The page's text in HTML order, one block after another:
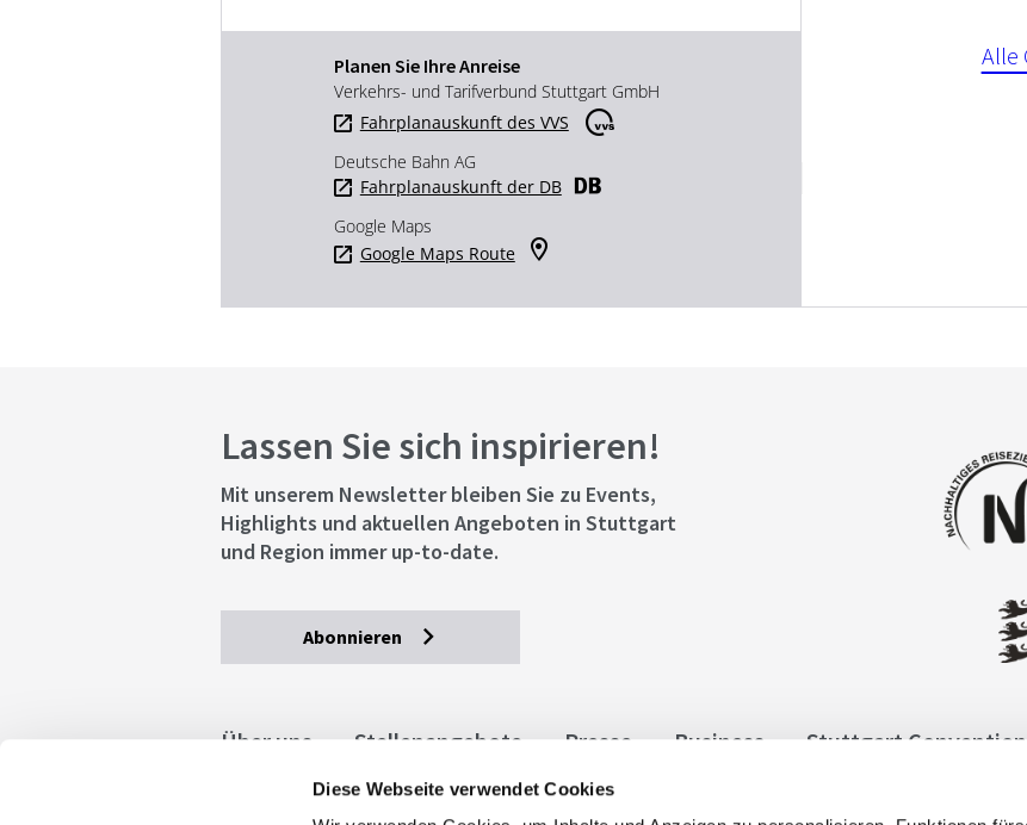
Diese Webseite verwendet Cookies
Planen Sie Ihre Anreise
Verkehrs- und Tarifverbund Stuttgart GmbH
Fahrplanauskunft des VVS
Deutsche Bahn AG
Fahrplanauskunft der DB
Google Maps
Google Maps Route
Alle
Lassen Sie sich inspirieren!
Mit unserem Newsletter bleiben Sie zu Events,
Highlights und aktuellen Angeboten in Stuttgart
und Region immer up-to-date.
Abonnieren
Über uns Stellenangebote Presse Business Stuttgart
Allgemeine Geschäftsbedingungen